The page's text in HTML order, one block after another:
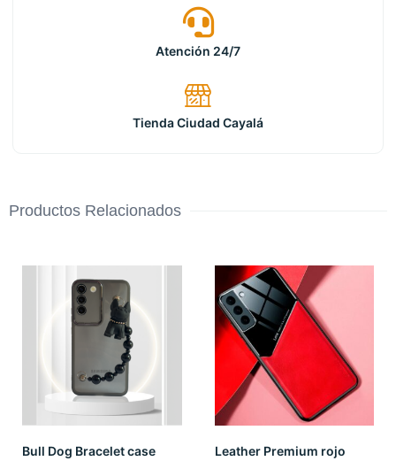
Atención 24/7
Tienda Ciudad Cayalá
Productos Relacionados
Bull Dog Bracelet case Leather Premium rojo